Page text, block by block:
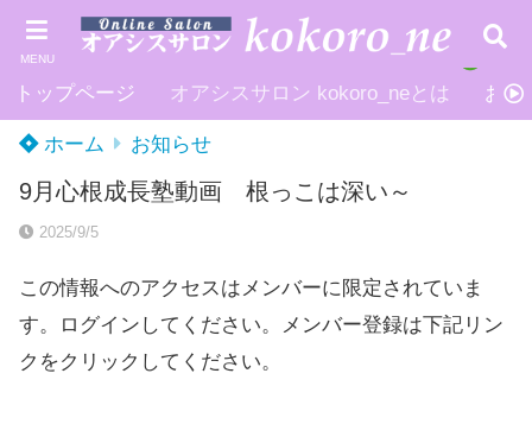
MENU
トップページ オアシスサロン kokoro_neとは お申
ホーム お知らせ
9月心根成長塾動画 根っこは深い～
2025/9/5
この情報へのアクセスはメンバーに限定されていま
す。ログインしてください。メンバー登録は下記リン
クをクリックしてください。